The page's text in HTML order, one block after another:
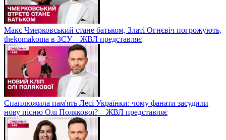
Макс Чмерковський стане батьком, Златі Огнєвіч погрожують,
thekomakoma в ЗСУ – ЖВЛ представляє
Спаплюжила пам'ять Лесі Українки: чому фанати засудили
нову пісню Олі Полякової? – ЖВЛ представляє